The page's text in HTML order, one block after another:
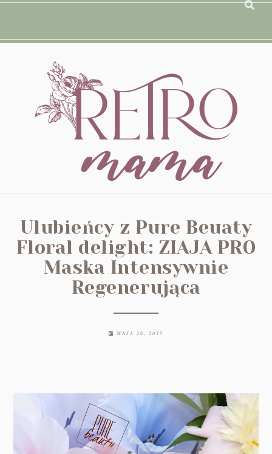
Ulubieńcy z Pure Beuaty
Floral delight: ZIAJA PRO
Maska Intensywnie
Regenerująca
MAJA 26, 2025